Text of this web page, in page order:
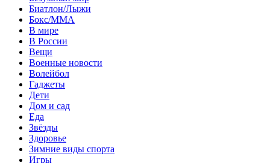
Биатлон/Лыжи
Бокс/MMA
В мире
В России
Вещи
Военные новости
Волейбол
Гаджеты
Дети
Дом и сад
Еда
Звёзды
Здоровье
Зимние виды спорта
Игры